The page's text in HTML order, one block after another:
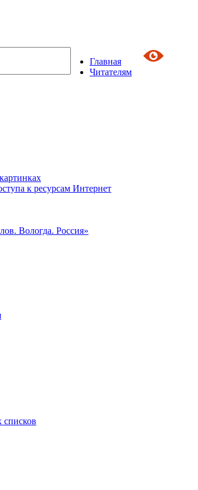
Главная
Читателям
к ресурсам Интернет
Вологда. Россия»
списков